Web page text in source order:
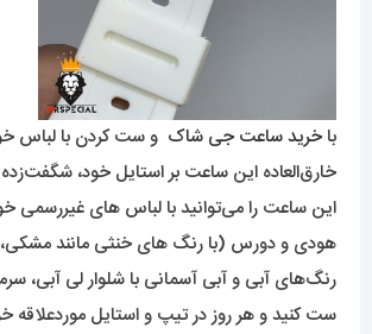
با خرید ساعت جی شاک و ست کردن با لباس
خارق‌العاده این ساعت بر استایل خود،
این ساعت را می‌توانید با لباس های غیررسمی
هودی و دورس (با رنگ های خنثی مانند
رنگ‌های آبی و آبی آسمانی با شلوار لی آبی،
ست کنید و هر روز در تیپ و استایل موردعلاقه